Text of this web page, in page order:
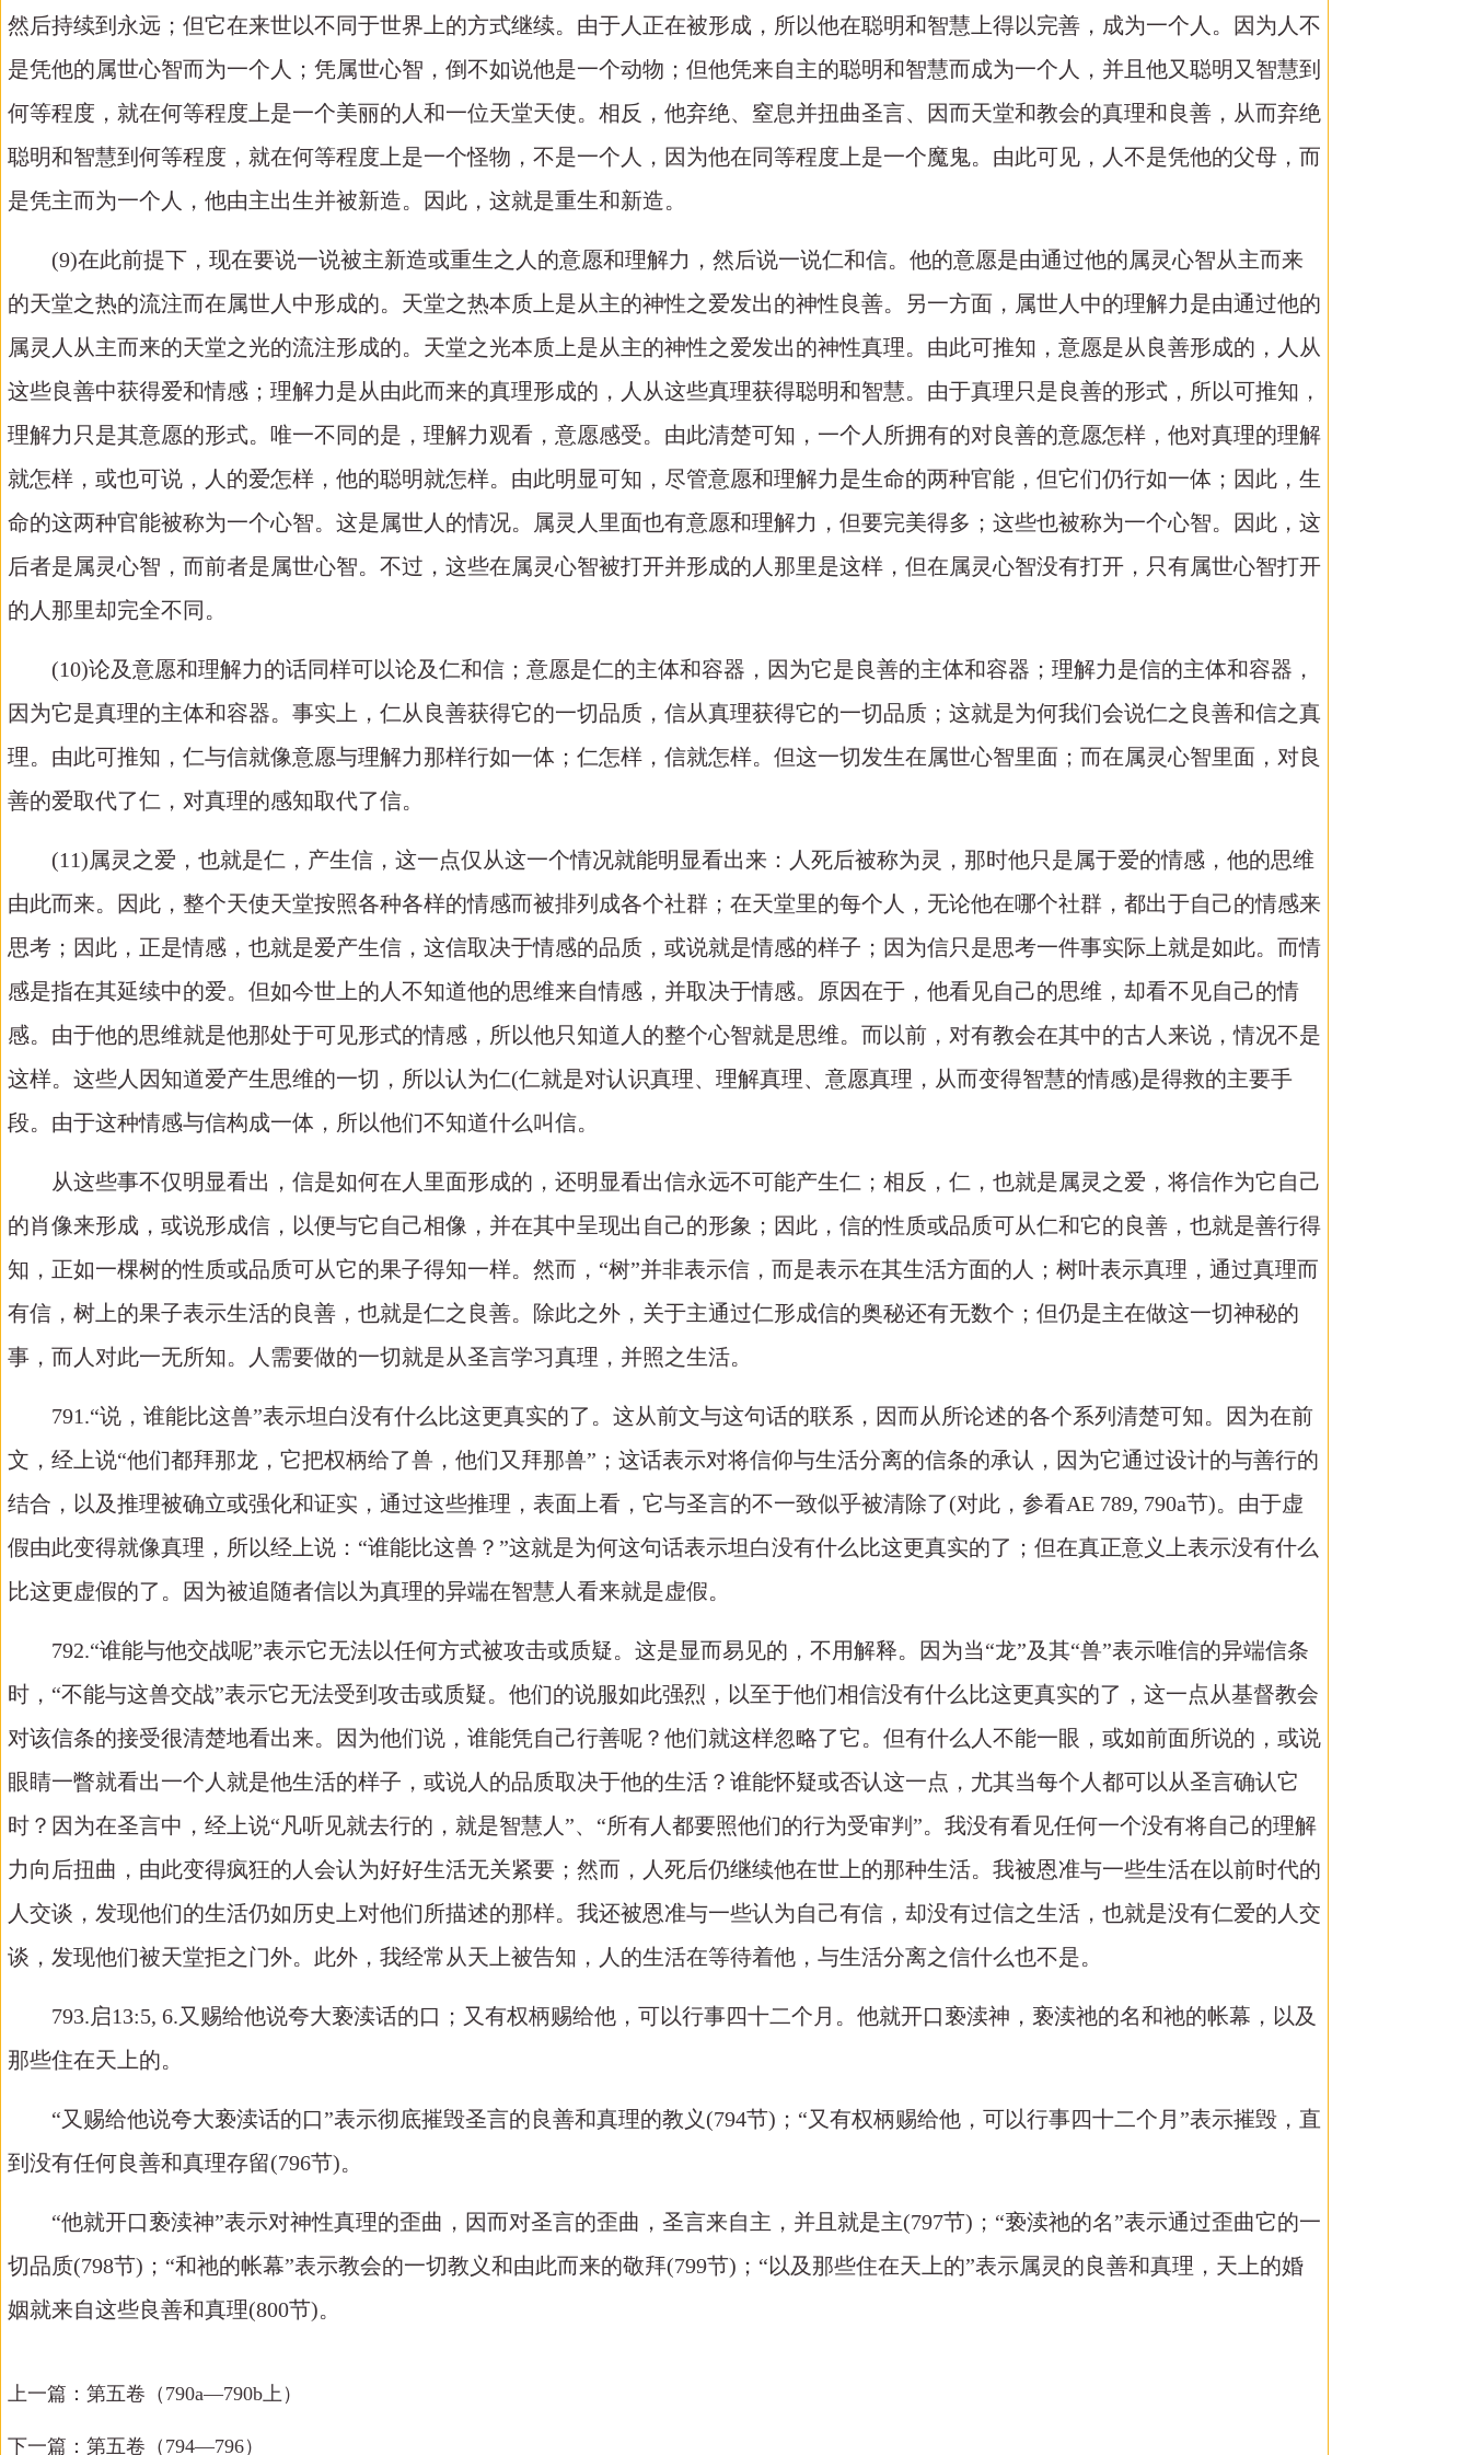
然后持续到永远；但它在来世以不同于世界上的方式继续。由于人正在被形成，所以他在聪明和智慧上得以完善，成为一个人。因为人不
是凭他的属世心智而为一个人；凭属世心智，倒不如说他是一个动物；但他凭来自主的聪明和智慧而成为一个人，并且他又聪明又智慧到
何等程度，就在何等程度上是一个美丽的人和一位天堂天使。相反，他弃绝、窒息并扭曲圣言、因而天堂和教会的真理和良善，从而弃绝
聪明和智慧到何等程度，就在何等程度上是一个怪物，不是一个人，因为他在同等程度上是一个魔鬼。由此可见，人不是凭他的父母，而
是凭主而为一个人，他由主出生并被新造。因此，这就是重生和新造。
(9)在此前提下，现在要说一说被主新造或重生之人的意愿和理解力，然后说一说仁和信。他的意愿是由通过他的属灵心智从主而来
的天堂之热的流注而在属世人中形成的。天堂之热本质上是从主的神性之爱发出的神性良善。另一方面，属世人中的理解力是由通过他的
属灵人从主而来的天堂之光的流注形成的。天堂之光本质上是从主的神性之爱发出的神性真理。由此可推知，意愿是从良善形成的，人从
这些良善中获得爱和情感；理解力是从由此而来的真理形成的，人从这些真理获得聪明和智慧。由于真理只是良善的形式，所以可推知，
理解力只是其意愿的形式。唯一不同的是，理解力观看，意愿感受。由此清楚可知，一个人所拥有的对良善的意愿怎样，他对真理的理解
就怎样，或也可说，人的爱怎样，他的聪明就怎样。由此明显可知，尽管意愿和理解力是生命的两种官能，但它们仍行如一体；因此，生
命的这两种官能被称为一个心智。这是属世人的情况。属灵人里面也有意愿和理解力，但要完美得多；这些也被称为一个心智。因此，这
后者是属灵心智，而前者是属世心智。不过，这些在属灵心智被打开并形成的人那里是这样，但在属灵心智没有打开，只有属世心智打开
的人那里却完全不同。
(10)论及意愿和理解力的话同样可以论及仁和信；意愿是仁的主体和容器，因为它是良善的主体和容器；理解力是信的主体和容器，
因为它是真理的主体和容器。事实上，仁从良善获得它的一切品质，信从真理获得它的一切品质；这就是为何我们会说仁之良善和信之真
理。由此可推知，仁与信就像意愿与理解力那样行如一体；仁怎样，信就怎样。但这一切发生在属世心智里面；而在属灵心智里面，对良
善的爱取代了仁，对真理的感知取代了信。
(11)属灵之爱，也就是仁，产生信，这一点仅从这一个情况就能明显看出来：人死后被称为灵，那时他只是属于爱的情感，他的思维
由此而来。因此，整个天使天堂按照各种各样的情感而被排列成各个社群；在天堂里的每个人，无论他在哪个社群，都出于自己的情感来
思考；因此，正是情感，也就是爱产生信，这信取决于情感的品质，或说就是情感的样子；因为信只是思考一件事实际上就是如此。而情
感是指在其延续中的爱。但如今世上的人不知道他的思维来自情感，并取决于情感。原因在于，他看见自己的思维，却看不见自己的情
感。由于他的思维就是他那处于可见形式的情感，所以他只知道人的整个心智就是思维。而以前，对有教会在其中的古人来说，情况不是
这样。这些人因知道爱产生思维的一切，所以认为仁(仁就是对认识真理、理解真理、意愿真理，从而变得智慧的情感)是得救的主要手
段。由于这种情感与信构成一体，所以他们不知道什么叫信。
从这些事不仅明显看出，信是如何在人里面形成的，还明显看出信永远不可能产生仁；相反，仁，也就是属灵之爱，将信作为它自己
的肖像来形成，或说形成信，以便与它自己相像，并在其中呈现出自己的形象；因此，信的性质或品质可从仁和它的良善，也就是善行得
知，正如一棵树的性质或品质可从它的果子得知一样。然而， “树”并非表示信，而是表示在其生活方面的人；树叶表示真理，通过真理而
有信，树上的果子表示生活的良善，也就是仁之良善。除此之外，关于主通过仁形成信的奥秘还有无数个；但仍是主在做这一切神秘的
事，而人对此一无所知。人需要做的一切就是从圣言学习真理，并照之生活。
791.“说，谁能比这兽”表示坦白没有什么比这更真实的了。这从前文与这句话的联系，因而从所论述的各个系列清楚可知。因为在前
文，经上说“他们都拜那龙，它把权柄给了兽，他们又拜那兽”；这话表示对将信仰与生活分离的信条的承认，因为它通过设计的与善行的
结合，以及推理被确立或强化和证实，通过这些推理，表面上看，它与圣言的不一致似乎被清除了(对此，参看AE 789, 790a节)。由于虚
假由此变得就像真理，所以经上说：“谁能比这兽？”这就是为何这句话表示坦白没有什么比这更真实的了；但在真正意义上表示没有什么
比这更虚假的了。因为被追随者信以为真理的异端在智慧人看来就是虚假。
792.“谁能与他交战呢”表示它无法以任何方式被攻击或质疑。这是显而易见的，不用解释。因为当“龙”及其“兽”表示唯信的异端信条
时，“不能与这兽交战”表示它无法受到攻击或质疑。他们的说服如此强烈，以至于他们相信没有什么比这更真实的了，这一点从基督教会
对该信条的接受很清楚地看出来。因为他们说，谁能凭自己行善呢？他们就这样忽略了它。但有什么人不能一眼，或如前面所说的，或说
眼睛一瞥就看出一个人就是他生活的样子，或说人的品质取决于他的生活？谁能怀疑或否认这一点，尤其当每个人都可以从圣言确认它
时？因为在圣言中，经上说“凡听见就去行的，就是智慧人”、“所有人都要照他们的行为受审判”。我没有看见任何一个没有将自己的理解
力向后扭曲，由此变得疯狂的人会认为好好生活无关紧要；然而，人死后仍继续他在世上的那种生活。我被恩准与一些生活在以前时代的
人交谈，发现他们的生活仍如历史上对他们所描述的那样。我还被恩准与一些认为自己有信，却没有过信之生活，也就是没有仁爱的人交
谈，发现他们被天堂拒之门外。此外，我经常从天上被告知，人的生活在等待着他，与生活分离之信什么也不是。
793.启13:5, 6.又赐给他说夸大亵渎话的口；又有权柄赐给他，可以行事四十二个月。他就开口亵渎神，亵渎祂的名和祂的帐幕，以及
那些住在天上的。
“又赐给他说夸大亵渎话的口”表示彻底摧毁圣言的良善和真理的教义(794节)；“又有权柄赐给他，可以行事四十二个月”表示摧毁，直
到没有任何良善和真理存留(796节)。
“他就开口亵渎神”表示对神性真理的歪曲，因而对圣言的歪曲，圣言来自主，并且就是主(797节)；“亵渎祂的名”表示通过歪曲它的一
切品质(798节)；“和祂的帐幕”表示教会的一切教义和由此而来的敬拜(799节)；“以及那些住在天上的”表示属灵的良善和真理，天上的婚
姻就来自这些良善和真理(800节)。
上一篇： 第五卷（790a—790b上）
下一篇： 第五卷（794—796）